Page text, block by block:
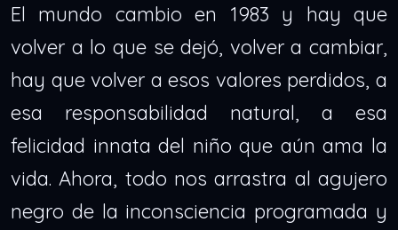
El mundo cambio en 1983 y hay que
volver a lo que se dejó, volver a cambiar,
hay que volver a esos valores perdidos, a
esa responsabilidad natural, a esa
felicidad innata del niño que aún ama la
vida. Ahora, todo nos arrastra al agujero
negro de la inconsciencia programada y